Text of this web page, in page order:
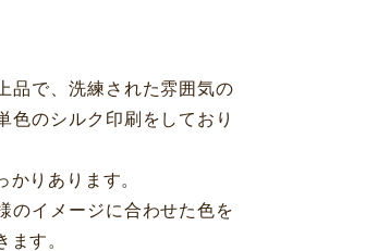
品で、洗練された雰囲気の
色のシルク印刷をしており
りあります。
のイメージに合わせた色を
す。